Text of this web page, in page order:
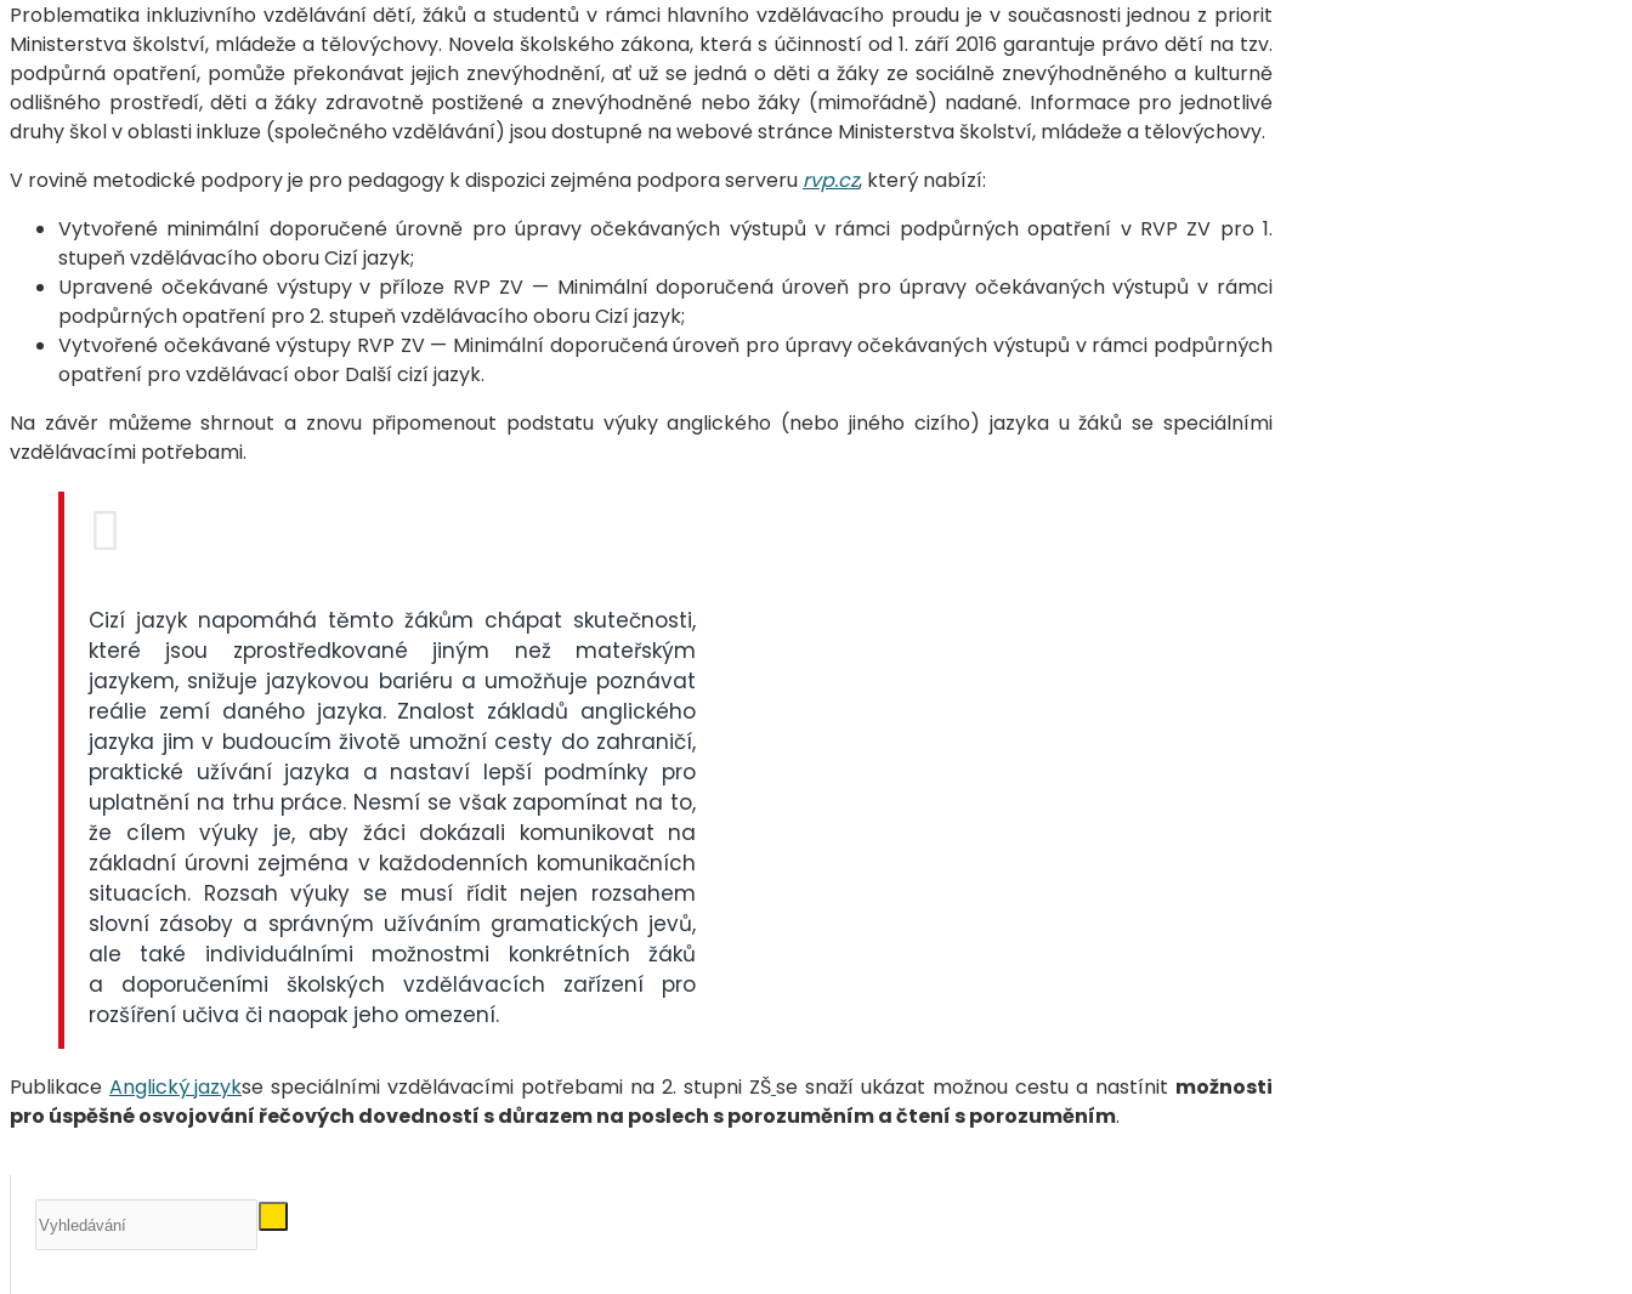
Problematika inkluzivního vzdělávání dětí, žáků a studentů v rámci hlavního vzdělávacího proudu je v současnosti jednou z priorit
Ministerstva školství, mládeže a tělovýchovy. Novela školského zákona, která s účinností od 1. září 2016 garantuje právo dětí na tzv.
podpůrná opatření, pomůže překonávat jejich znevýhodnění, ať už se jedná o děti a žáky ze sociálně znevýhodněného a kulturně
odlišného prostředí, děti a žáky zdravotně postižené a znevýhodněné nebo žáky (mimořádně) nadané. Informace pro jednotlivé
druhy škol v oblasti inkluze (společného vzdělávání) jsou dostupné na webové stránce Ministerstva školství, mládeže a tělovýchovy.
V rovině metodické podpory je pro pedagogy k dispozici zejména podpora serveru rvp.cz, který nabízí:
Vytvořené minimální doporučené úrovně pro úpravy očekávaných výstupů v rámci podpůrných opatření v RVP ZV pro 1.
stupeň vzdělávacího oboru Cizí jazyk;
Upravené očekávané výstupy v příloze RVP ZV — Minimální doporučená úroveň pro úpravy očekávaných výstupů v rámci
podpůrných opatření pro 2. stupeň vzdělávacího oboru Cizí jazyk;
Vytvořené očekávané výstupy RVP ZV — Minimální doporučená úroveň pro úpravy očekávaných výstupů v rámci podpůrných
opatření pro vzdělávací obor Další cizí jazyk.
Na závěr můžeme shrnout a znovu připomenout podstatu výuky anglického (nebo jiného cizího) jazyka u žáků se speciálními
vzdělávacími potřebami.
Cizí jazyk napomáhá těmto žákům chápat skutečnosti,
které jsou zprostředkované jiným než mateřským
jazykem, snižuje jazykovou bariéru a umožňuje poznávat
reálie zemí daného jazyka. Znalost základů anglického
jazyka jim v budoucím životě umožní cesty do zahraničí,
praktické užívání jazyka a nastaví lepší podmínky pro
uplatnění na trhu práce. Nesmí se však zapomínat na to,
že cílem výuky je, aby žáci dokázali komunikovat na
základní úrovni zejména v každodenních komunikačních
situacích. Rozsah výuky se musí řídit nejen rozsahem
slovní zásoby a správným užíváním gramatických jevů,
ale také individuálními možnostmi konkrétních žáků
a doporučeními školských vzdělávacích zařízení pro
rozšíření učiva či naopak jeho omezení.
Publikace Anglický jazykse speciálními vzdělávacími potřebami na 2. stupni ZŠse snaží ukázat možnou cestu a nastínit možnosti
pro úspěšné osvojování řečových dovedností s důrazem na poslech s porozuměním a čtení s porozuměním.